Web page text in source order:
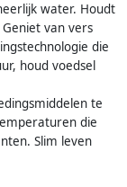
water. Houdt
van vers
die
houd voedsel
te
die
Slim leven